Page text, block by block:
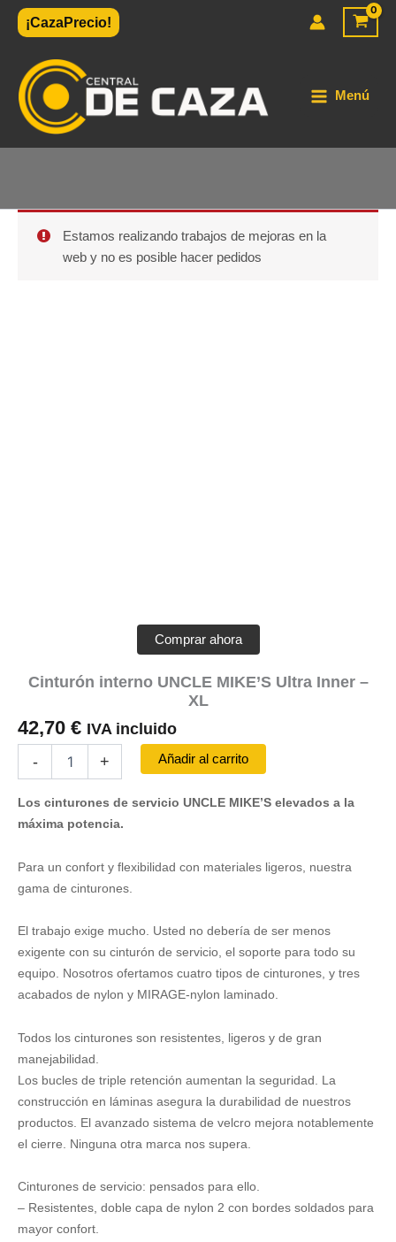
¡CazaPrecio!
Menú
Estamos realizando trabajos de mejoras en la
web y no es posible hacer pedidos
Comprar ahora
Cinturón interno UNCLE MIKE’S Ultra Inner –
XL
42,70 € IVA incluido
-
MIKE'S
Ultra
XL
cantidad
+ Añadir al carrito
Los cinturones de servicio UNCLE MIKE’S elevados a la
máxima potencia.
Para un confort y flexibilidad con materiales ligeros, nuestra
gama de cinturones.
El trabajo exige mucho. Usted no debería de ser menos
exigente con su cinturón de servicio, el soporte para todo su
equipo. Nosotros ofertamos cuatro tipos de cinturones, y tres
acabados de nylon y MIRAGE-nylon laminado.
Todos los cinturones son resistentes, ligeros y de gran
manejabilidad.
Los bucles de triple retención aumentan la seguridad. La
construcción en láminas asegura la durabilidad de nuestros
productos. El avanzado sistema de velcro mejora notablemente
el cierre. Ninguna otra marca nos supera.
Cinturones de servicio: pensados para ello.
– Resistentes, doble capa de nylon 2 con bordes soldados para
mayor confort.